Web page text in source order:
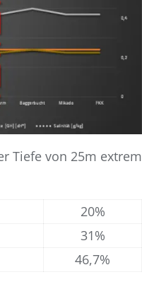
Tiefe von 25m extrem
20%
31%
46,7%